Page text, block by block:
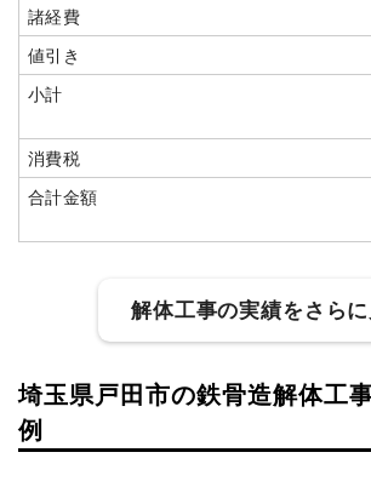
小計
消費税
合計金額
建物の種類/構造 木造住宅2
建物解体費用 175万
総額 220万円
諸経費
値引き
小計
消費税
合計金額
解体工事の実績をさら
埼玉県戸田市の鉄骨造解体工
例